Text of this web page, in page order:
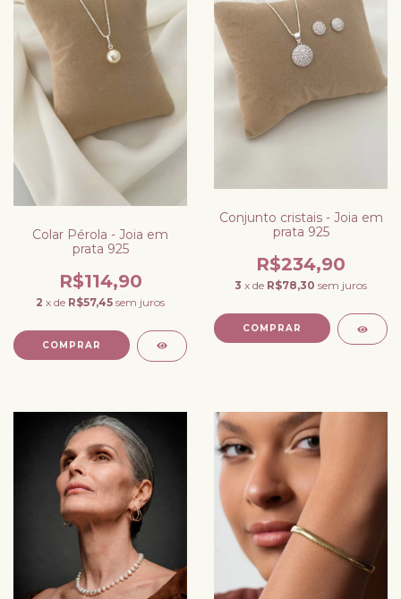
Colar Pérola - Joia em
prata 925
R$114,90
2 x de R$57,45 sem juros
Conjunto cristais - Joia em
prata 925
R$234,90
3 x de R$78,30 sem juros